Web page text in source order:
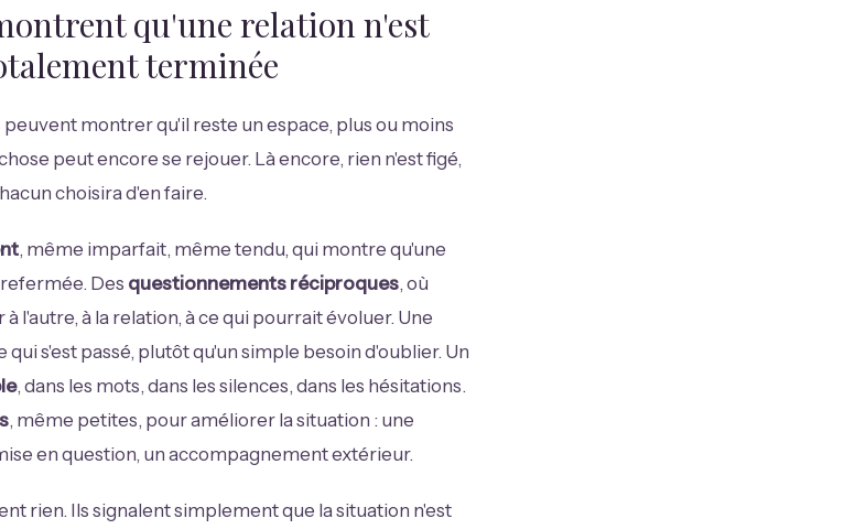
qu'une relation n'est
terminée
montrer qu'il reste un espace, plus ou moins
peut encore se rejouer. Là encore, rien n'est figé,
choisira d'en faire.
, même imparfait, même tendu, qui montre qu'une
Des questionnements réciproques, où
l'autre, à la relation, à ce qui pourrait évoluer. Une
qui s'est passé, plutôt qu'un simple besoin d'oublier. Un
, dans les mots, dans les silences, dans les hésitations.
, même petites, pour améliorer la situation : une
en question, un accompagnement extérieur.
rien. Ils signalent simplement que la situation n'est